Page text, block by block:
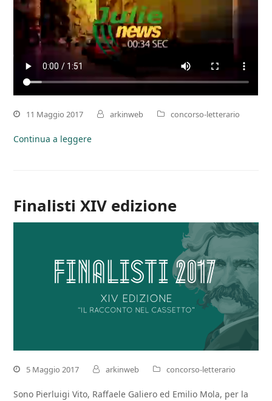
11 Maggio 2017 arkinweb concorso-letterario
Continua a leggere
Finalisti XIV edizione
5 Maggio 2017 arkinweb concorso-letterario
Sono Pierluigi Vito, Raffaele Galiero ed Emilio Mola, per la